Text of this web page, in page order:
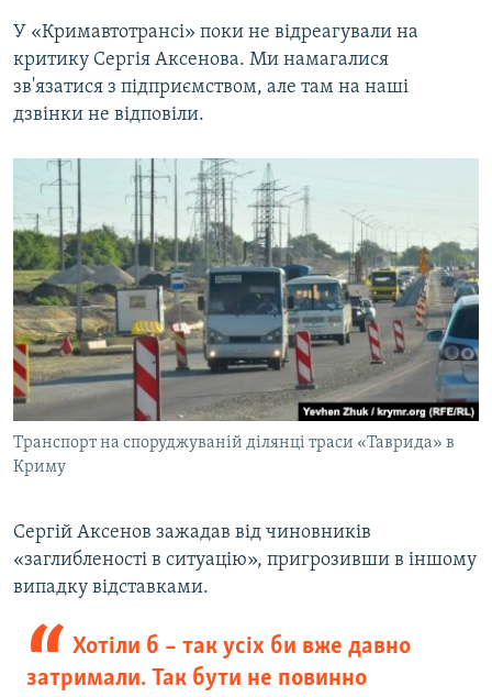
У «Кримавтотрансі» поки не відреагували на
критику Сергія Аксенова. Ми намагалися
зв'язатися з підприємством, але там на наші
дзвінки не відповіли.
Транспорт на споруджуваній ділянці траси «Таврида» в
Криму
Сергій Аксенов зажадав від чиновників
«заглибленості в ситуацію», пригрозивши в іншому
випадку відставками.
Хотіли б – так усіх би вже давно
затримали. Так бути не повинно